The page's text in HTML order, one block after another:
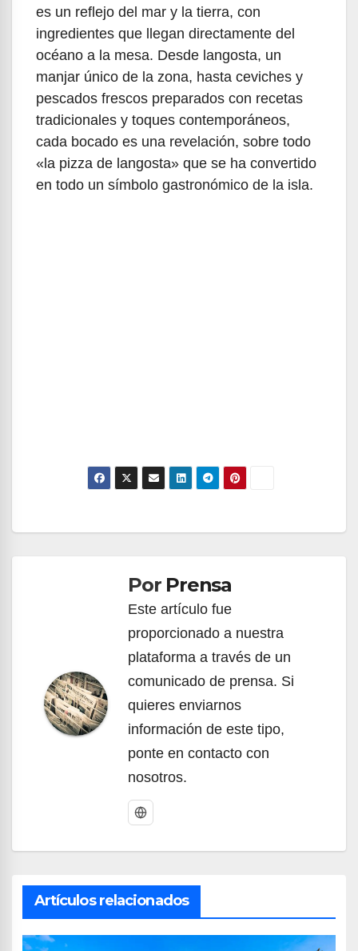
es un reflejo del mar y la tierra, con
ingredientes que llegan directamente del
océano a la mesa. Desde langosta, un
manjar único de la zona, hasta ceviches y
pescados frescos preparados con recetas
tradicionales y toques contemporáneos,
cada bocado es una revelación, sobre todo
«la pizza de langosta» que se ha convertido
en todo un símbolo gastronómico de la isla.
Navegación
entradasPor Prensa
Este artículo fue
proporcionado a nuestra
plataforma a través de un
comunicado de prensa. Si
quieres enviarnos
información de este tipo,
ponte en contacto con
nosotros.
Artículos relacionados